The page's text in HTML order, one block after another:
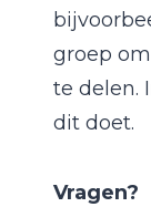
groep
te delen.
dit doet.
Vragen?